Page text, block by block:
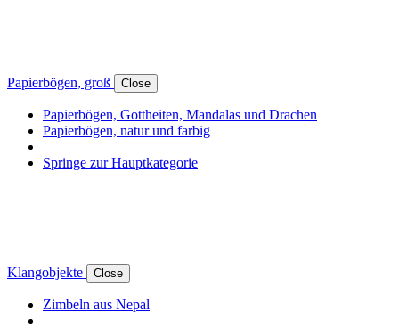
Papierbögen, groß Close
Papierbögen, Gottheiten, Mandalas und Drachen
Papierbögen, natur und farbig
Springe zur Hauptkategorie
Klangobjekte Close
Zimbeln aus Nepal